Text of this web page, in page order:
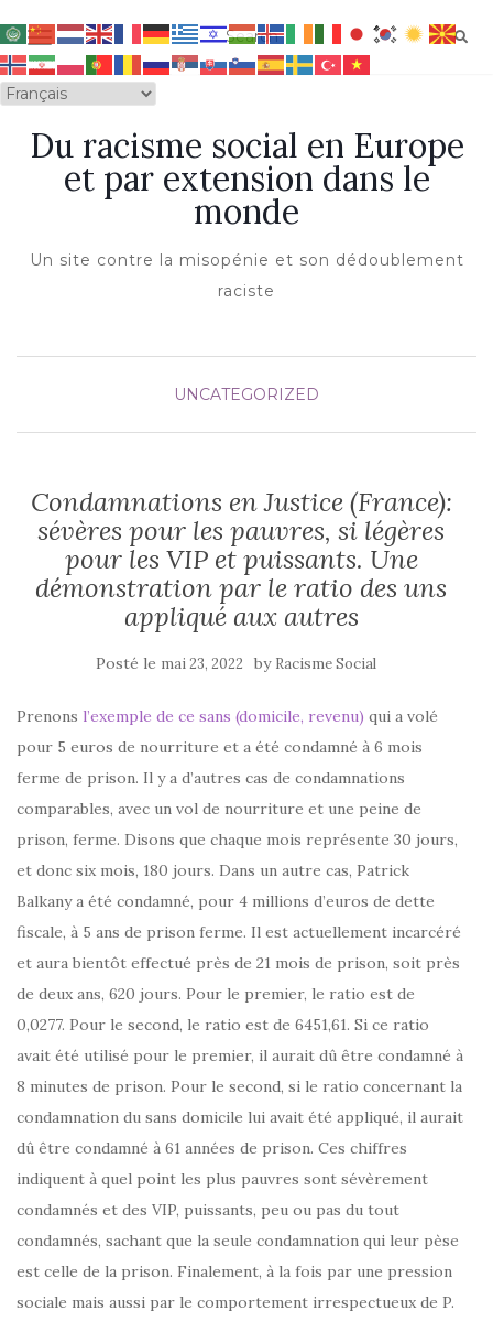
OUVRIR/FERMER LA NAVIGATION
Du racisme social en Europe
et par extension dans le
monde
Un site contre la misopénie et son dédoublement
raciste
UNCATEGORIZED
Condamnations en Justice (France):
sévères pour les pauvres, si légères
pour les VIP et puissants. Une
démonstration par le ratio des uns
appliqué aux autres
Posté le mai 23, 2022 by Racisme Social
Prenons l’exemple de ce sans (domicile, revenu) qui a volé
pour 5 euros de nourriture et a été condamné à 6 mois
ferme de prison. Il y a d’autres cas de condamnations
comparables, avec un vol de nourriture et une peine de
prison, ferme. Disons que chaque mois représente 30 jours,
et donc six mois, 180 jours. Dans un autre cas, Patrick
Balkany a été condamné, pour 4 millions d’euros de dette
fiscale, à 5 ans de prison ferme. Il est actuellement incarcéré
et aura bientôt effectué près de 21 mois de prison, soit près
de deux ans, 620 jours. Pour le premier, le ratio est de
0,0277. Pour le second, le ratio est de 6451,61. Si ce ratio
avait été utilisé pour le premier, il aurait dû être condamné à
8 minutes de prison. Pour le second, si le ratio concernant la
condamnation du sans domicile lui avait été appliqué, il aurait
dû être condamné à 61 années de prison. Ces chiffres
indiquent à quel point les plus pauvres sont sévèrement
condamnés et des VIP, puissants, peu ou pas du tout
condamnés, sachant que la seule condamnation qui leur pèse
est celle de la prison. Finalement, à la fois par une pression
sociale mais aussi par le comportement irrespectueux de P.